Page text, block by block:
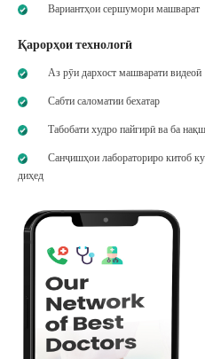
Вариантҳои сершумори машварат
Қарорҳои технологӣ
Аз рӯи дархост машварати видеоӣ
Сабти саломатии бехатар
Табобати худро пайгирӣ ва ба
Санҷишҳои лабораториро китоб
диҳед